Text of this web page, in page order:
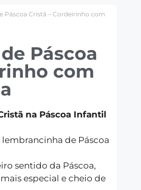
Páscoa Cristã – Cordeirinho com
Páscoa
com
na Páscoa Infantil
de Páscoa
sentido da Páscoa,
especial e cheio de